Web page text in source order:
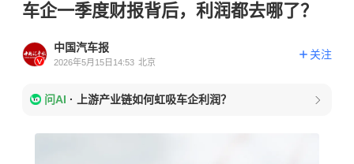
车企一季度财报背后，利润都去哪了？
中国汽车报
2026年5月15日14:53 北京
关注
问AI · 上游产业链如何虹吸车企利润？